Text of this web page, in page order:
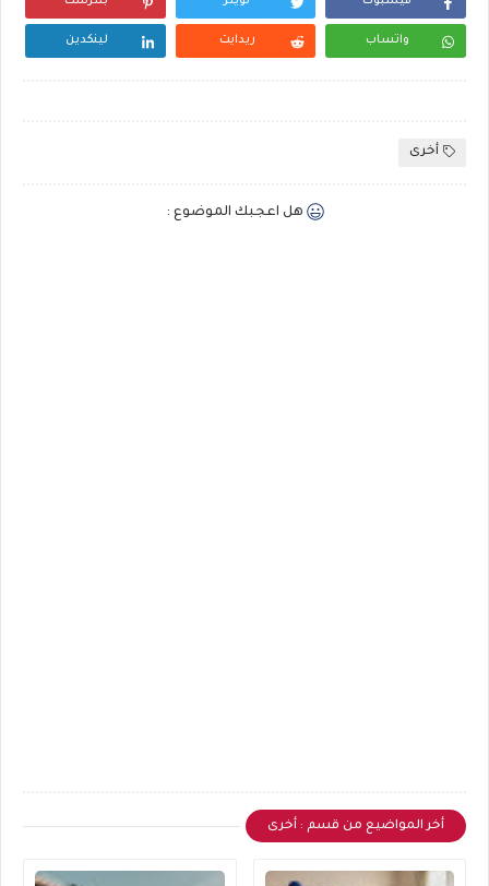
واتساب ريدايت لينكدين
أخرى
هل اعجبك الموضوع :
أخر المواضيع من قسم : أخرى